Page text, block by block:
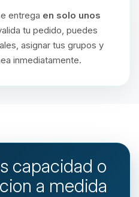
entrega en solo unos
tu pedido, puedes
asignar tus grupos y
inmediatamente.
capacidad o
a medida